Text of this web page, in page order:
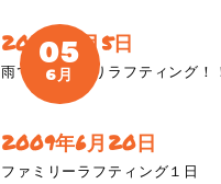
05
6月
2018年6月5日
雨でもやっぱりラフティング！
2009年6月20日
ファミリーラフティング１日